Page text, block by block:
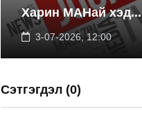
Харин МАНай хэд...
3-07-2026, 12:00
Сэтгэгдэл (0)